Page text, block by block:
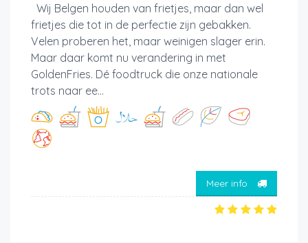
Wij Belgen houden van frietjes, maar dan wel
frietjes die tot in de perfectie zijn gebakken.
Velen proberen het, maar weinigen slager erin.
Maar daar komt nu verandering in met
GoldenFries. Dé foodtruck die onze nationale
trots naar ee...
Meer info